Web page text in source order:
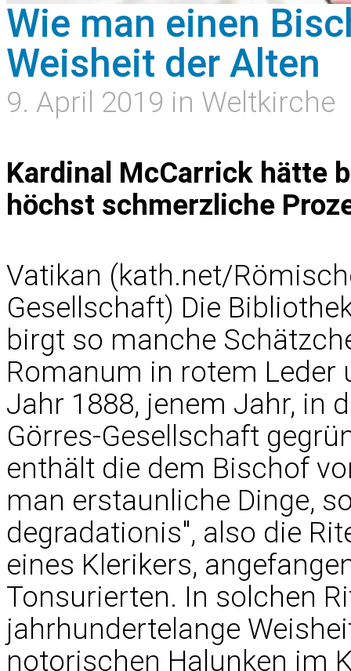
Wie man einen
Weisheit der Alten
9. April 2019 in Weltkirche
Kardinal McCarrick hätte
höchst schmerzliche
Vatikan (kath.net/
Gesellschaft) Die
birgt so manche
Romanum in rotem
Jahr 1888, jenem Jahr, in
Görres-Gesellschaft
enthält die dem Bischof
man erstaunliche Dinge,
degradationis", also die
eines Klerikers,
Tonsurierten. In solchen
jahrhundertelange
notorischen Halunken im